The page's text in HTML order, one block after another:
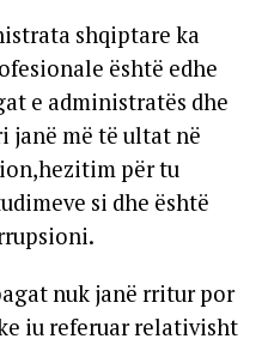
shqiptare ka
është edhe
e administratës dhe
janë më të ultat në
për tu
si dhe është
nuk janë rritur por
iu referuar relativisht